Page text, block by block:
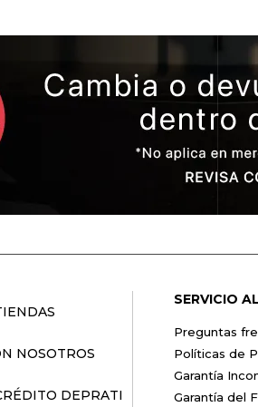
NOSOTROS
DEPRATI
SERVICIO
Preguntas
Políticas de
Garantía
Garantía del